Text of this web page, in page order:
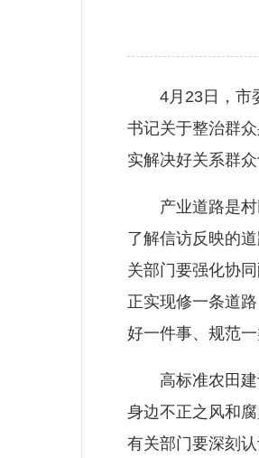
4月23日，市委
书记关于整治群
实解决好关系群
产业道路是村民
了解信访反映的
关部门要强化协
正实现修一条道
好一件事、规范一
高标准农田建设
身边不正之风和
有关部门要深刻